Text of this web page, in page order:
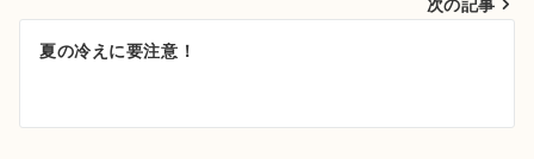
ビ
ゲ
シ
次の記事
夏の冷えに要注意！